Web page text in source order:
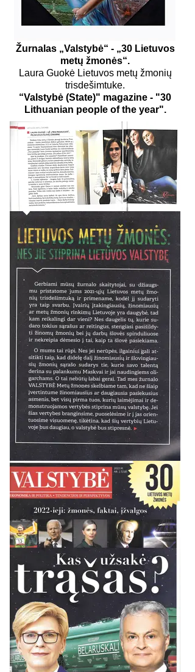
Žurnalas „Valstybė“ - „30 Lietuvos
metų žmonės“.
Laura Guokė Lietuvos metų žmonių
trisdešimtuke.
“Valstybė (State)" magazine - "30
Lithuanian people of the year".